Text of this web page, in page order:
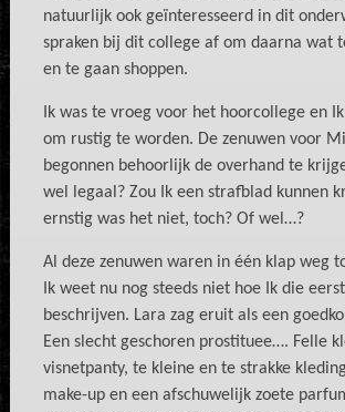
natuurlijk ook geïnteresseerd in dit
spraken bij dit college af om daarna wat
en te gaan shoppen.
Ik was te vroeg voor het hoorcollege en
om rustig te worden. De zenuwen voor
begonnen behoorlijk de overhand te
wel legaal? Zou Ik een strafblad kunnen
ernstig was het niet, toch? Of wel…?
Al deze zenuwen waren in één klap weg
Ik weet nu nog steeds niet hoe Ik die
beschrijven. Lara zag eruit als een
Een slecht geschoren prostituee…. Felle
visnetpanty, te kleine en te strakke
make-up en een afschuwelijk zoete